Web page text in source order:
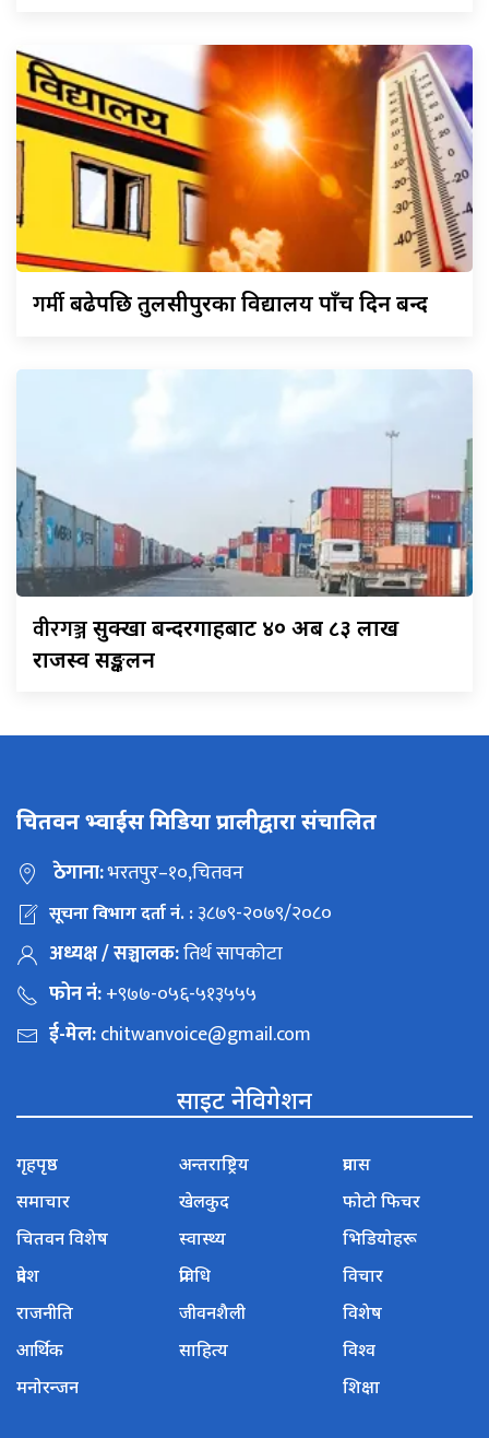
गर्मीबढेपछि तुलसीपुरका विद्यालय पाँच दिन बन्द
वीरगञ्जसुक्खा बन्दरगाहबाट ४० अर्ब ८३ लाख
राजस्व सङ्कलन
चितवन भ्वाईस मिडिया प्रालीद्वारा संचालित
ठेगाना:भरतपुर–१०,चितवन
सूचना विभाग दर्ता नं. :३८७९-२०७९/२०८०
अध्यक्ष / सञ्चालक:तिर्थ सापकोटा
फोन नं:+९७७-०५६-५१३५५५
ई-मेल:chitwanvoice@gmail.com
साइट नेविगेशन
गृहपृष्ठ
समाचार
चितवन विशेष
प्रदेश
राजनीति
आर्थिक
मनोरन्जन
अन्तराष्ट्रिय
खेलकुद
स्वास्थ्य
प्रविधि
जीवनशैली
साहित्य
प्रवास
फोटो फिचर
भिडियोहरू
विचार
विशेष
विश्व
शिक्षा